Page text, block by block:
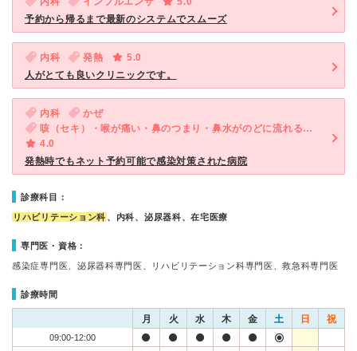
予約から帰るまで最新のシステムでスムーズ
内科 発熱
5.0
人がとても良いクリニックです。
内科
かぜ
咳（セキ）・喉が痛い・鼻のつまり・鼻水がのどに流れる・後鼻漏
4.0
発熱時でもネット予約可能で感染対策された病院
診療科目：
リハビリテーション科 、内科、泌尿器科、在宅医療
専門医・資格：
感染症専門医、泌尿器科専門医、リハビリテーション科専門医、救急科専門医
診療時間
月 火 水 木 金 土 日 祝
09:00-12:00